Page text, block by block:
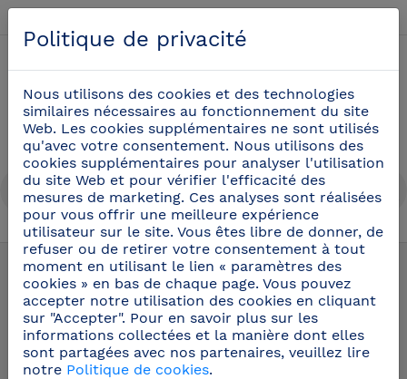
Ustensiles pour oenologie et barman (22)
Politique de privacité
Nous utilisons des cookies et des technologies
similaires nécessaires au fonctionnement du site
Web. Les cookies supplémentaires ne sont utilisés
qu'avec votre consentement. Nous utilisons des
cookies supplémentaires pour analyser l'utilisation
du site Web et pour vérifier l'efficacité des
mesures de marketing. Ces analyses sont réalisées
pour vous offrir une meilleure expérience
utilisateur sur le site. Vous êtes libre de donner, de
refuser ou de retirer votre consentement à tout
moment en utilisant le lien « paramètres des
cookies » en bas de chaque page. Vous pouvez
accepter notre utilisation des cookies en cliquant
sur "Accepter". Pour en savoir plus sur les
informations collectées et la manière dont elles
sont partagées avec nos partenaires, veuillez lire
notre Politique de cookies.